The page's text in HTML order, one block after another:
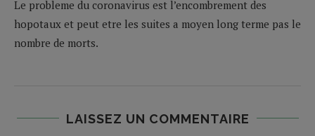
Le probleme du coronavirus est l’encombrement des
hopotaux et peut etre les suites a moyen long terme pas le
nombre de morts.
LAISSEZ UN COMMENTAIRE